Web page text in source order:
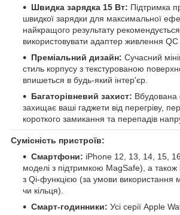
Швидка зарядка 15 Вт: Підтримка
швидкої зарядки для максимальної
найкращого результату рекомендується
використовувати адаптер живлення
Преміальний дизайн: Сучасний
стиль корпусу з текстурованою
впишеться в будь-який інтер'єр.
Багаторівневий захист: Вбудована
захищає ваші гаджети від перегріву,
короткого замикання та перепадів
Сумісність пристроїв:
Смартфони: iPhone 12, 13, 14, 15, 16
моделі з підтримкою MagSafe), а
з Qi-функцією (за умови використання
чи кільця).
Смарт-годинники: Усі серії Apple